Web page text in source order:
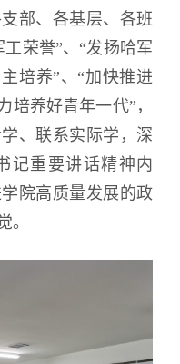
部、各基层、各班
荣誉”、“发扬哈军
培养”、“加快推进
培养好青年一代”，
、联系实际学，深
记重要讲话精神内
院高质量发展的政
。